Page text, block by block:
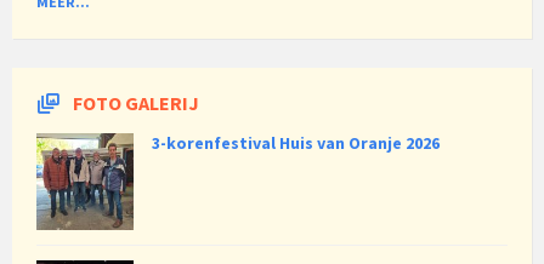
FOTO GALERIJ
3-korenfestival Huis van Oranje 2026